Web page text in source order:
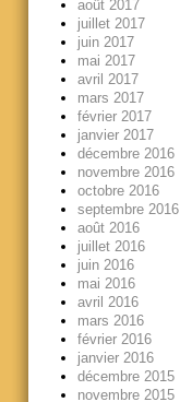
août 2017
juillet 2017
juin 2017
mai 2017
avril 2017
mars 2017
février 2017
janvier 2017
décembre 2016
novembre 2016
octobre 2016
septembre 2016
août 2016
juillet 2016
juin 2016
mai 2016
avril 2016
mars 2016
février 2016
janvier 2016
décembre 2015
novembre 2015